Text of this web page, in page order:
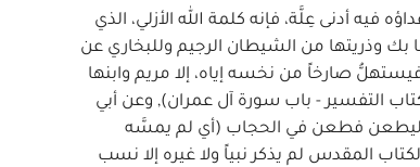
أدنى عِلَّة، فإنه كلمة الله الأزلي، الذي
3 : 36 إني سمَّيتها مريم، وإني أعيذها بك وذريتها من الشيطان الرجيم وللبخاري عن
صارخاً من نخسه إياه، إلا مريم وابنها
التفسير - باب سورة آل عمران), وعن أبي
ليطعن فطعن في الحجاب (أي لم يمسَّه
يظهر عدم صحة القول إن الكتاب المقدس لم يذكر نبياً ولا غيره إلا نسب